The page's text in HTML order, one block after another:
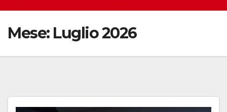
Mese: Luglio 2026